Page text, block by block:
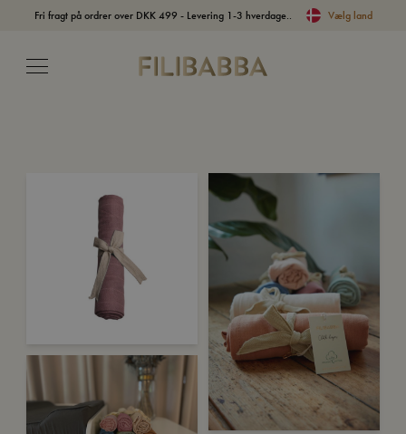
Fri fragt på ordrer over DKK 499 - Levering 1-3 hverdage.. Vælg land